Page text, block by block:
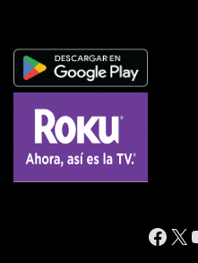
X